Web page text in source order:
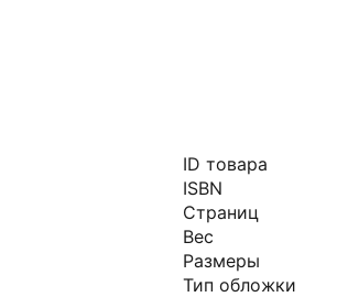
ID товара
ISBN
Страниц
Вес
Размеры
Тип обложки